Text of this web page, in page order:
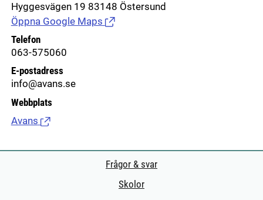
Hyggesvägen 19 83148 Östersund
Öppna Google Maps (Länk till extern sida.)
Telefon
063-575060
E-postadress
info@avans.se
Webbplats
Avans (Länk till extern sida.)
Frågor & svar
Skolor